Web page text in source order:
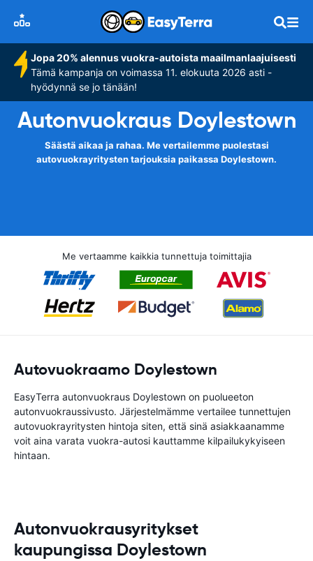
Jopa 20% alennus vuokra-autoista maailmanlaajuisesti
Tämä kampanja on voimassa 11. elokuuta 2026 asti -
hyödynnä se jo tänään!
Autonvuokraus Doylestown
Säästä aikaa ja rahaa. Me vertailemme puolestasi
autovuokrayritysten tarjouksia paikassa Doylestown.
Me vertaamme kaikkia tunnettuja toimittajia
Autovuokraamo Doylestown
EasyTerra autonvuokraus Doylestown on puolueeton
autonvuokraussivusto. Järjestelmämme vertailee tunnettujen
autovuokrayritysten hintoja siten, että sinä asiakkaanamme
voit aina varata vuokra-autosi kauttamme kilpailukykyiseen
hintaan.
Autonvuokrausyritykset
kaupungissa Doylestown